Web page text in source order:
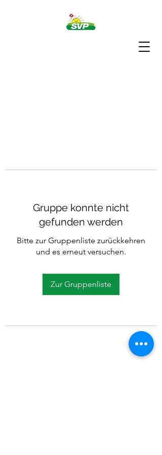
Gruppe konnte nicht
gefunden werden
Bitte zur Gruppenliste zurückkehren
und es erneut versuchen.
Zur Gruppenliste